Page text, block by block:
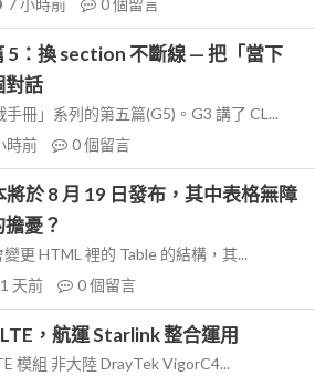
7 小時前 0個留言
5：換 section 不斷線 — 把「當下
對話
冊」系列的第五篇(G5)。G3 講了 CL...
時前 0個留言
於 8 月 19 日發布，其中表格無障
憂？
更 HTML 裡的 Table 的結構，其...
1 天前 0個留言
，航運 Starlink 整合運用
模組 非大陸 DrayTek VigorC4...